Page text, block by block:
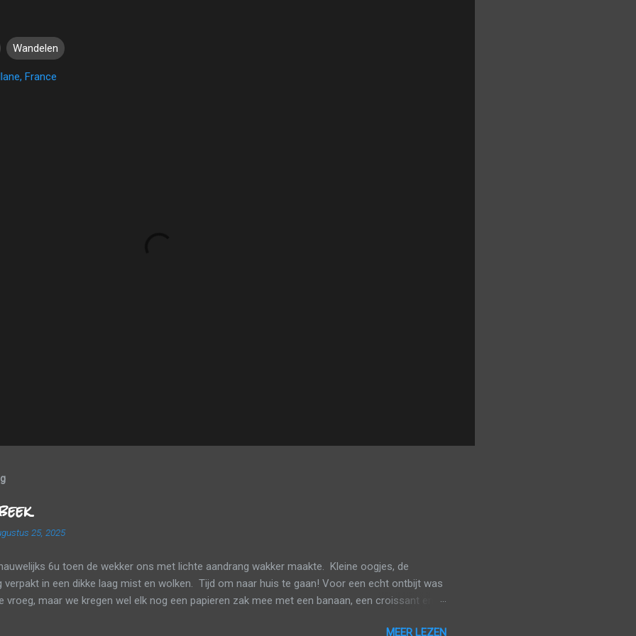
Wandelen
France
25, 2025
6u toen de wekker ons met lichte aandrang wakker maakte. Kleine oogjes, de
verpakt in een dikke laag mist en wolken. Tijd om naar huis te gaan! Voor een echt ontbijt was
vroeg, maar we kregen wel elk nog een papieren zak mee met een banaan, een croissant en
MEER LEZEN